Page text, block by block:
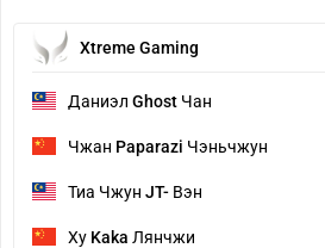
Xtreme Gaming
Даниэл Ghost Чан
Чжан Paparazi Чэньчжун
Тиа Чжун JT- Вэн
Ху Kaka Лянчжи